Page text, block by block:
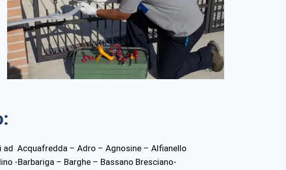
Acquafredda – Adro – Agnosine – Alfianello
-Barbariga – Barghe – Bassano Bresciano-